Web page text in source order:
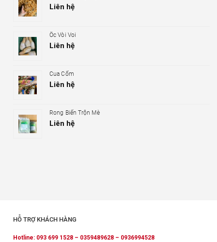
Liên hệ
Ốc Vòi Voi
Liên hệ
Cua Cốm
Liên hệ
Rong Biển Trộn Mè
Liên hệ
HỖ TRỢ KHÁCH HÀNG
Hotline: 093 699 1528 – 0359489628 – 0936994528